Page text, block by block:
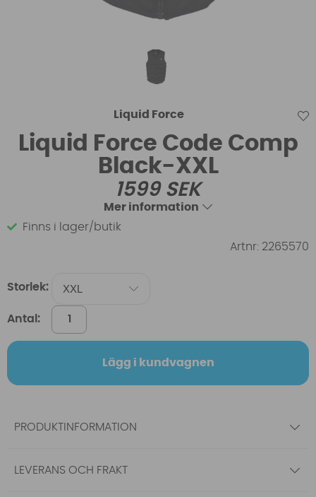
Liquid Force
Liquid Force Code Comp
Black-XXL
1599SEK
Mer information
Finns i lager/butik
Artnr: 2265570
Storlek:
Antal:
Lägg i kundvagnen
PRODUKTINFORMATION
LEVERANS OCH FRAKT